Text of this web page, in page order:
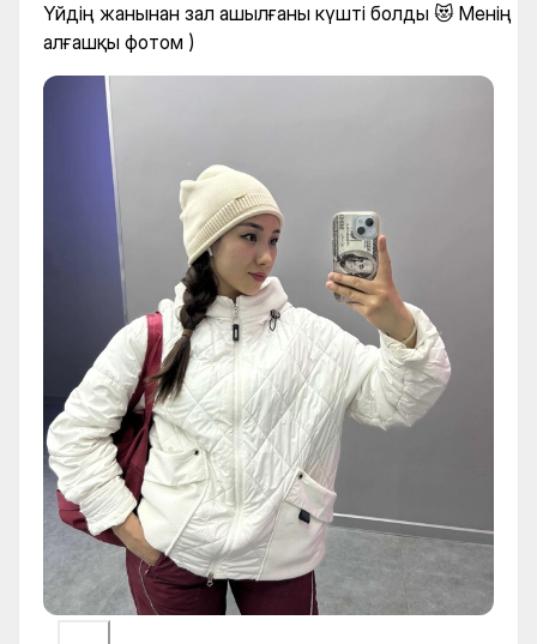
Үйдің жанынан зал ашылғаны күшті болды 😻 Менің
алғашқы фотом )